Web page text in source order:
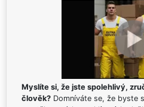
Myslíte si, že jste spolehlivý,
člověk? Domníváte se, že byste